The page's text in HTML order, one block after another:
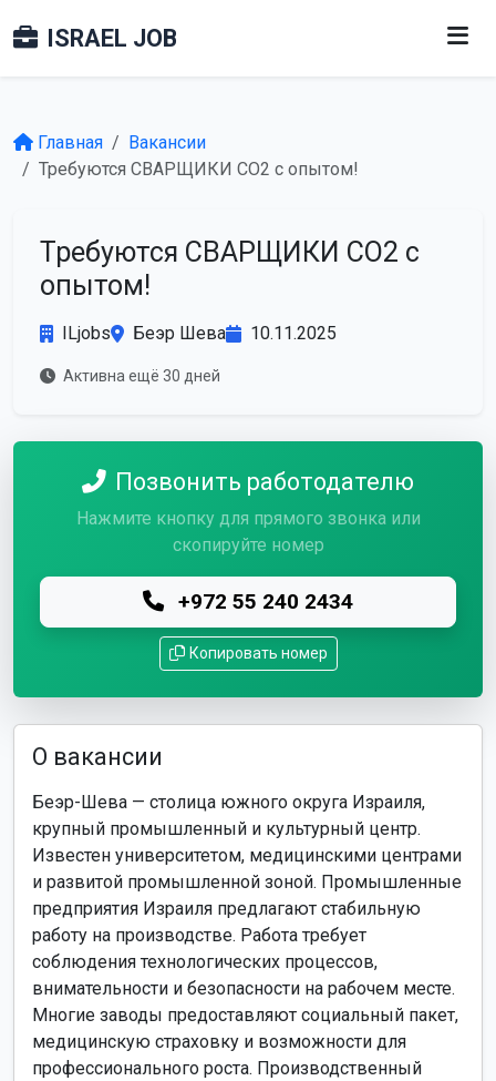
ISRAEL JOB
Главная
Вакансии
Требуются СВАРЩИКИ CO2 с опытом!
Требуются СВАРЩИКИ CO2 с
опытом!
ILjobs Беэр Шева 10.11.2025
Активна ещё 30 дней
Позвонить работодателю
Нажмите кнопку для прямого звонка или
скопируйте номер
+972 55 240 2434
Копировать номер
О вакансии
Беэр-Шева — столица южного округа Израиля,
крупный промышленный и культурный центр.
Известен университетом, медицинскими центрами
и развитой промышленной зоной. Промышленные
предприятия Израиля предлагают стабильную
работу на производстве. Работа требует
соблюдения технологических процессов,
внимательности и безопасности на рабочем месте.
Многие заводы предоставляют социальный пакет,
медицинскую страховку и возможности для
профессионального роста. Производственный